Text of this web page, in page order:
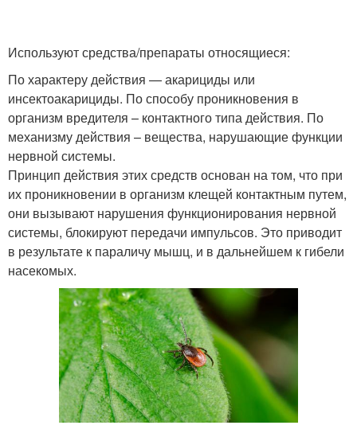
Используют средства/препараты относящиеся:
По характеру действия — акарициды или
инсектоакарициды. По способу проникновения в
организм вредителя – контактного типа действия. По
механизму действия – вещества, нарушающие функции
нервной системы.
Принцип действия этих средств основан на том, что при
их проникновении в организм клещей контактным путем,
они вызывают нарушения функционирования нервной
системы, блокируют передачи импульсов. Это приводит
в результате к параличу мышц, и в дальнейшем к гибели
насекомых.